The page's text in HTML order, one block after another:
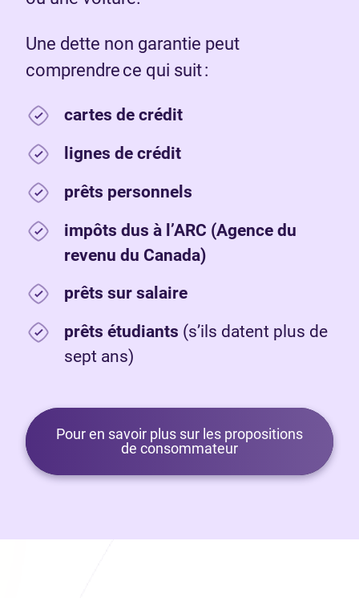
Une dette non garantie peut
comprendre ce qui suit :
cartes de crédit
lignes de crédit
prêts personnels
impôts dus à l’ARC (Agence du
revenu du Canada)
prêts sur salaire
prêts étudiants (s’ils datent plus de
sept ans)
Pour en savoir plus sur les propositions
de consommateur